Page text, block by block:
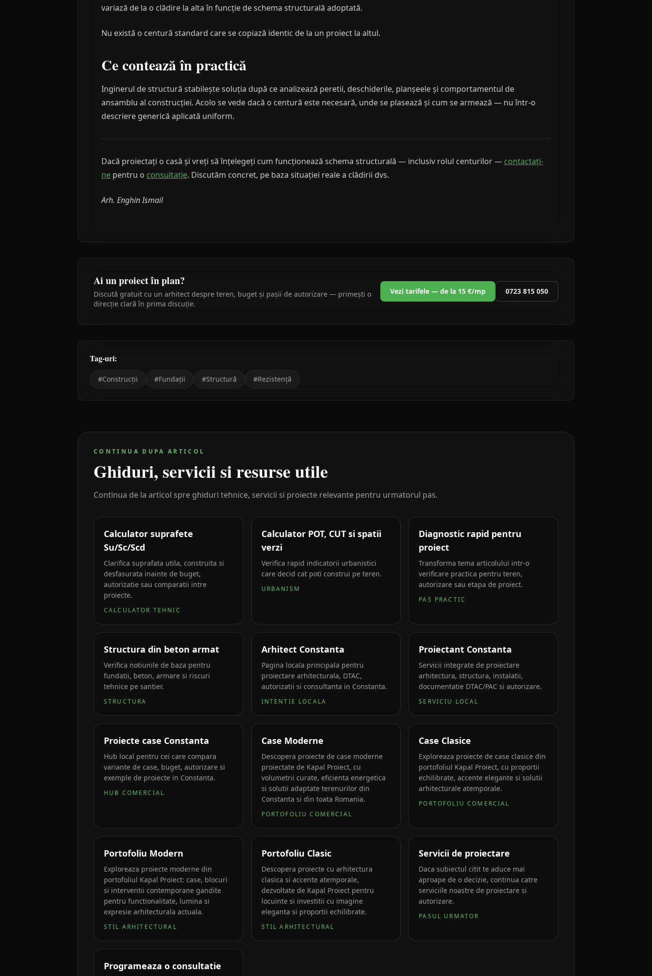
variază de la o clădire la alta în funcție de schema structurală adoptată.
Nu există o centură standard care se copiază identic de la un proiect la altul.
Ce contează în practică
Inginerul de structură stabilește soluția după ce analizează peretii, deschiderile, planșeele și comportamentul de
ansamblu al construcției. Acolo se vede dacă o centură este necesară, unde se plasează și cum se armează — nu într-o
descriere generică aplicată uniform.
Dacă proiectați o casă și vreți să înțelegeți cum funcționează schema structurală — inclusiv rolul centurilor — contactați-
ne pentru o consultație. Discutăm concret, pe baza situației reale a clădirii dvs.
Arh. Enghin Ismail
Ai un proiect în plan?
Discută gratuit cu un arhitect despre teren, buget și pașii de autorizare — primești o
direcție clară în prima discuție.
Vezi tarifele — de la 15 €/mp 0723 815 050
Tag-uri:
#Construcții #Fundații #Structură #Rezistență
CONTINUA DUPA ARTICOL
Ghiduri, servicii si resurse utile
Continua de la articol spre ghiduri tehnice, servicii si proiecte relevante pentru urmatorul pas.
Calculator suprafete
Su/Sc/Scd
Clarifica suprafata utila, construita si
desfasurata inainte de buget,
autorizatie sau comparatii intre
proiecte.
CALCULATOR TEHNIC
Calculator POT, CUT si spatii
verzi
Verifica rapid indicatorii urbanistici
care decid cat poti construi pe teren.
URBANISM
Diagnostic rapid pentru
proiect
Transforma tema articolului intr-o
verificare practica pentru teren,
autorizare sau etapa de proiect.
PAS PRACTIC
Structura din beton armat
Verifica notiunile de baza pentru
fundatii, beton, armare si riscuri
tehnice pe santier.
STRUCTURA
Arhitect Constanta
Pagina locala principala pentru
proiectare arhitecturala, DTAC,
autorizatii si consultanta in Constanta.
INTENTIE LOCALA
Proiectant Constanta
Servicii integrate de proiectare
arhitectura, structura, instalatii,
documentatie DTAC/PAC si autorizare.
SERVICIU LOCAL
Proiecte case Constanta
Hub local pentru cei care compara
variante de case, buget, autorizare si
exemple de proiecte in Constanta.
HUB COMERCIAL
Case Moderne
Descopera proiecte de case moderne
proiectate de Kapal Proiect, cu
volumetrii curate, eficienta energetica
si solutii adaptate terenurilor din
Constanta si din toata Romania.
PORTOFOLIU COMERCIAL
Case Clasice
Exploreaza proiecte de case clasice din
portofoliul Kapal Proiect, cu proportii
echilibrate, accente elegante si solutii
arhitecturale atemporale.
PORTOFOLIU COMERCIAL
Portofoliu Modern
Exploreaza proiecte moderne din
portofoliul Kapal Proiect: case, blocuri
si interventii contemporane gandite
pentru functionalitate, lumina si
expresie arhitecturala actuala.
STIL ARHITECTURAL
Portofoliu Clasic
Descopera proiecte cu arhitectura
clasica si accente atemporale,
dezvoltate de Kapal Proiect pentru
locuinte si investitii cu imagine
eleganta si proportii echilibrate.
STIL ARHITECTURAL
Servicii de proiectare
Daca subiectul citit te aduce mai
aproape de o decizie, continua catre
serviciile noastre de proiectare si
autorizare.
PASUL URMATOR
Programeaza o consultatie